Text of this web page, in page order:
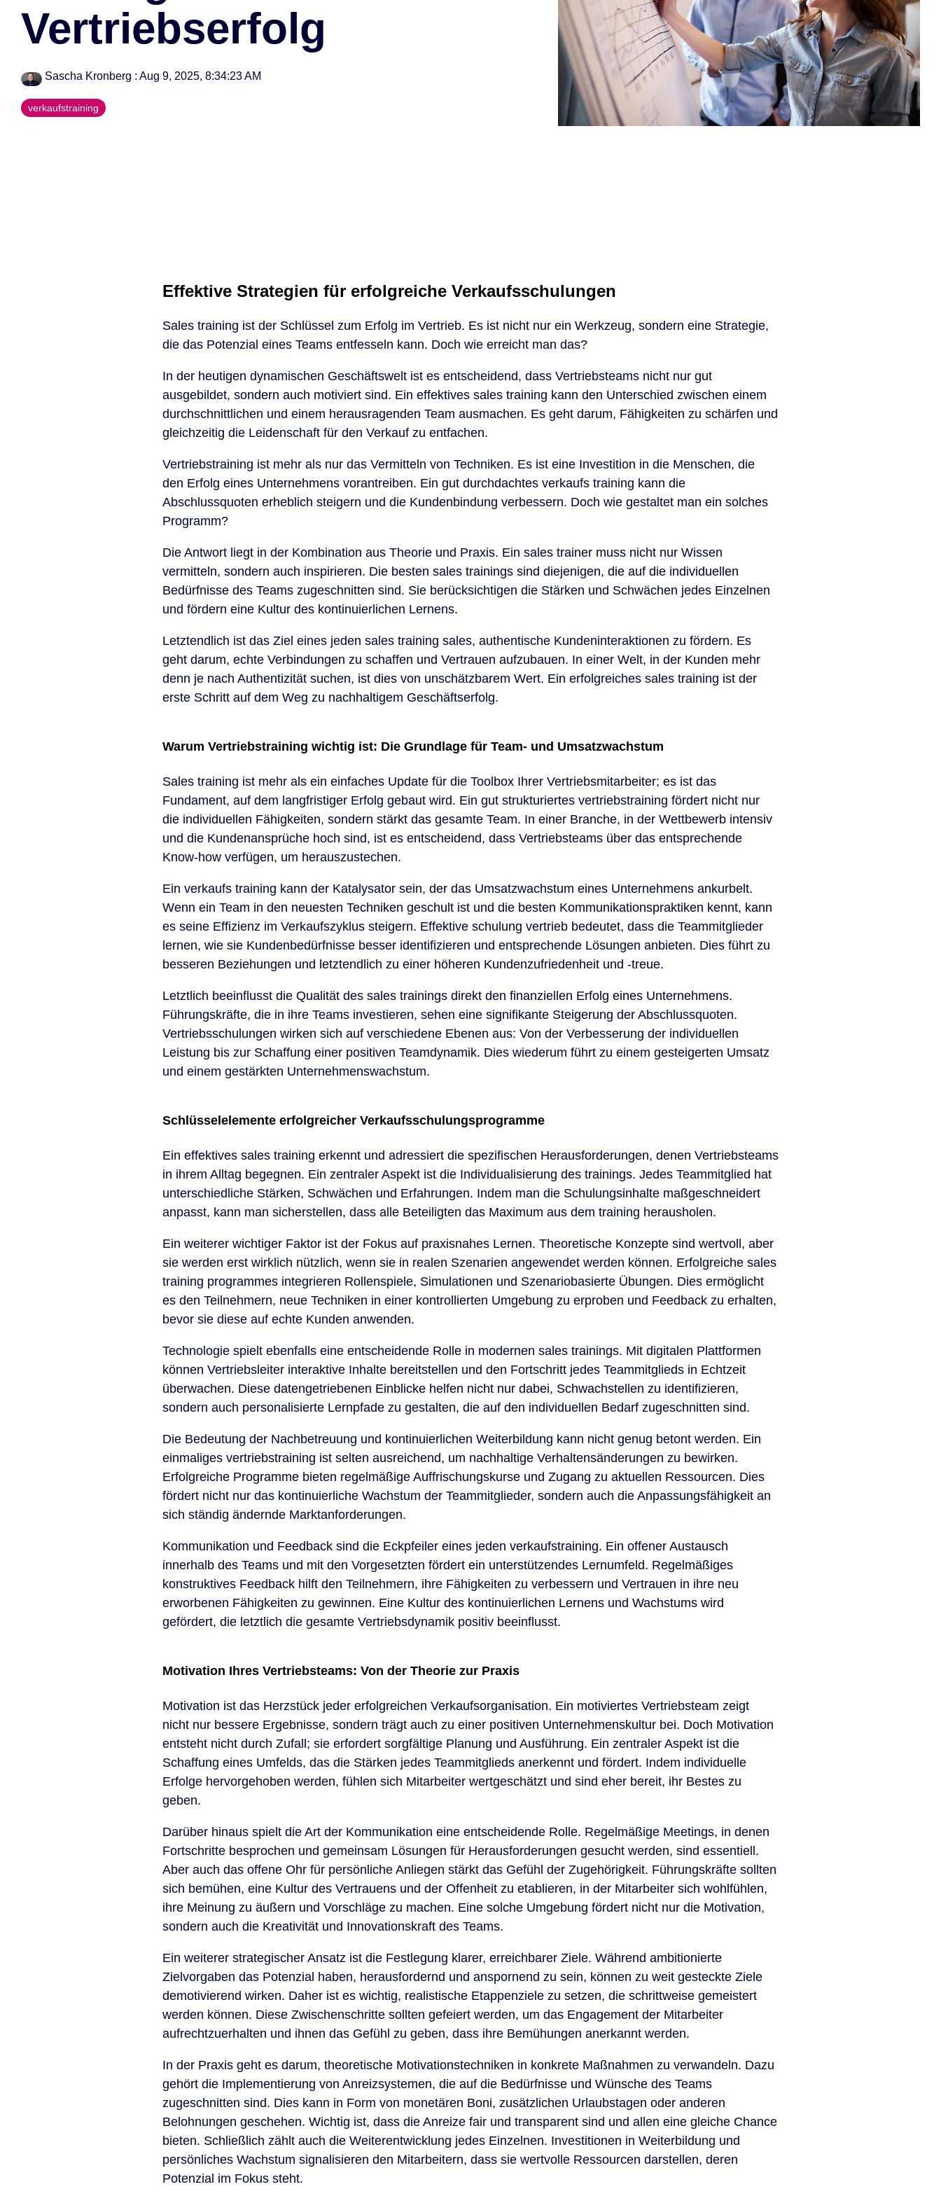
--> Seminar 360° B2B Außendienst
Vertriebserfolg
Sascha Kronberg : Aug 9, 2025, 8:34:23 AM
verkaufstraining
Effektive Strategien für erfolgreiche Verkaufsschulungen
Sales training ist der Schlüssel zum Erfolg im Vertrieb. Es ist nicht nur ein Werkzeug, sondern eine Strategie,
die das Potenzial eines Teams entfesseln kann. Doch wie erreicht man das?
In der heutigen dynamischen Geschäftswelt ist es entscheidend, dass Vertriebsteams nicht nur gut
ausgebildet, sondern auch motiviert sind. Ein effektives sales training kann den Unterschied zwischen einem
durchschnittlichen und einem herausragenden Team ausmachen. Es geht darum, Fähigkeiten zu schärfen und
gleichzeitig die Leidenschaft für den Verkauf zu entfachen.
Vertriebstraining ist mehr als nur das Vermitteln von Techniken. Es ist eine Investition in die Menschen, die
den Erfolg eines Unternehmens vorantreiben. Ein gut durchdachtes verkaufs training kann die
Abschlussquoten erheblich steigern und die Kundenbindung verbessern. Doch wie gestaltet man ein solches
Programm?
Die Antwort liegt in der Kombination aus Theorie und Praxis. Ein sales trainer muss nicht nur Wissen
vermitteln, sondern auch inspirieren. Die besten sales trainings sind diejenigen, die auf die individuellen
Bedürfnisse des Teams zugeschnitten sind. Sie berücksichtigen die Stärken und Schwächen jedes Einzelnen
und fördern eine Kultur des kontinuierlichen Lernens.
Letztendlich ist das Ziel eines jeden sales training sales, authentische Kundeninteraktionen zu fördern. Es
geht darum, echte Verbindungen zu schaffen und Vertrauen aufzubauen. In einer Welt, in der Kunden mehr
denn je nach Authentizität suchen, ist dies von unschätzbarem Wert. Ein erfolgreiches sales training ist der
erste Schritt auf dem Weg zu nachhaltigem Geschäftserfolg.
Warum Vertriebstraining wichtig ist: Die Grundlage für Team- und Umsatzwachstum
Sales training ist mehr als ein einfaches Update für die Toolbox Ihrer Vertriebsmitarbeiter; es ist das
Fundament, auf dem langfristiger Erfolg gebaut wird. Ein gut strukturiertes vertriebstraining fördert nicht nur
die individuellen Fähigkeiten, sondern stärkt das gesamte Team. In einer Branche, in der Wettbewerb intensiv
und die Kundenansprüche hoch sind, ist es entscheidend, dass Vertriebsteams über das entsprechende
Know-how verfügen, um herauszustechen.
Ein verkaufs training kann der Katalysator sein, der das Umsatzwachstum eines Unternehmens ankurbelt.
Wenn ein Team in den neuesten Techniken geschult ist und die besten Kommunikationspraktiken kennt, kann
es seine Effizienz im Verkaufszyklus steigern. Effektive schulung vertrieb bedeutet, dass die Teammitglieder
lernen, wie sie Kundenbedürfnisse besser identifizieren und entsprechende Lösungen anbieten. Dies führt zu
besseren Beziehungen und letztendlich zu einer höheren Kundenzufriedenheit und -treue.
Letztlich beeinflusst die Qualität des sales trainings direkt den finanziellen Erfolg eines Unternehmens.
Führungskräfte, die in ihre Teams investieren, sehen eine signifikante Steigerung der Abschlussquoten.
Vertriebsschulungen wirken sich auf verschiedene Ebenen aus: Von der Verbesserung der individuellen
Leistung bis zur Schaffung einer positiven Teamdynamik. Dies wiederum führt zu einem gesteigerten Umsatz
und einem gestärkten Unternehmenswachstum.
Schlüsselelemente erfolgreicher Verkaufsschulungsprogramme
Ein effektives sales training erkennt und adressiert die spezifischen Herausforderungen, denen Vertriebsteams
in ihrem Alltag begegnen. Ein zentraler Aspekt ist die Individualisierung des trainings. Jedes Teammitglied hat
unterschiedliche Stärken, Schwächen und Erfahrungen. Indem man die Schulungsinhalte maßgeschneidert
anpasst, kann man sicherstellen, dass alle Beteiligten das Maximum aus dem training herausholen.
Ein weiterer wichtiger Faktor ist der Fokus auf praxisnahes Lernen. Theoretische Konzepte sind wertvoll, aber
sie werden erst wirklich nützlich, wenn sie in realen Szenarien angewendet werden können. Erfolgreiche sales
training programmes integrieren Rollenspiele, Simulationen und Szenariobasierte Übungen. Dies ermöglicht
es den Teilnehmern, neue Techniken in einer kontrollierten Umgebung zu erproben und Feedback zu erhalten,
bevor sie diese auf echte Kunden anwenden.
Technologie spielt ebenfalls eine entscheidende Rolle in modernen sales trainings. Mit digitalen Plattformen
können Vertriebsleiter interaktive Inhalte bereitstellen und den Fortschritt jedes Teammitglieds in Echtzeit
überwachen. Diese datengetriebenen Einblicke helfen nicht nur dabei, Schwachstellen zu identifizieren,
sondern auch personalisierte Lernpfade zu gestalten, die auf den individuellen Bedarf zugeschnitten sind.
Die Bedeutung der Nachbetreuung und kontinuierlichen Weiterbildung kann nicht genug betont werden. Ein
einmaliges vertriebstraining ist selten ausreichend, um nachhaltige Verhaltensänderungen zu bewirken.
Erfolgreiche Programme bieten regelmäßige Auffrischungskurse und Zugang zu aktuellen Ressourcen. Dies
fördert nicht nur das kontinuierliche Wachstum der Teammitglieder, sondern auch die Anpassungsfähigkeit an
sich ständig ändernde Marktanforderungen.
Kommunikation und Feedback sind die Eckpfeiler eines jeden verkaufstraining. Ein offener Austausch
innerhalb des Teams und mit den Vorgesetzten fördert ein unterstützendes Lernumfeld. Regelmäßiges
konstruktives Feedback hilft den Teilnehmern, ihre Fähigkeiten zu verbessern und Vertrauen in ihre neu
erworbenen Fähigkeiten zu gewinnen. Eine Kultur des kontinuierlichen Lernens und Wachstums wird
gefördert, die letztlich die gesamte Vertriebsdynamik positiv beeinflusst.
Motivation Ihres Vertriebsteams: Von der Theorie zur Praxis
Motivation ist das Herzstück jeder erfolgreichen Verkaufsorganisation. Ein motiviertes Vertriebsteam zeigt
nicht nur bessere Ergebnisse, sondern trägt auch zu einer positiven Unternehmenskultur bei. Doch Motivation
entsteht nicht durch Zufall; sie erfordert sorgfältige Planung und Ausführung. Ein zentraler Aspekt ist die
Schaffung eines Umfelds, das die Stärken jedes Teammitglieds anerkennt und fördert. Indem individuelle
Erfolge hervorgehoben werden, fühlen sich Mitarbeiter wertgeschätzt und sind eher bereit, ihr Bestes zu
geben.
Darüber hinaus spielt die Art der Kommunikation eine entscheidende Rolle. Regelmäßige Meetings, in denen
Fortschritte besprochen und gemeinsam Lösungen für Herausforderungen gesucht werden, sind essentiell.
Aber auch das offene Ohr für persönliche Anliegen stärkt das Gefühl der Zugehörigkeit. Führungskräfte sollten
sich bemühen, eine Kultur des Vertrauens und der Offenheit zu etablieren, in der Mitarbeiter sich wohlfühlen,
ihre Meinung zu äußern und Vorschläge zu machen. Eine solche Umgebung fördert nicht nur die Motivation,
sondern auch die Kreativität und Innovationskraft des Teams.
Ein weiterer strategischer Ansatz ist die Festlegung klarer, erreichbarer Ziele. Während ambitionierte
Zielvorgaben das Potenzial haben, herausfordernd und anspornend zu sein, können zu weit gesteckte Ziele
demotivierend wirken. Daher ist es wichtig, realistische Etappenziele zu setzen, die schrittweise gemeistert
werden können. Diese Zwischenschritte sollten gefeiert werden, um das Engagement der Mitarbeiter
aufrechtzuerhalten und ihnen das Gefühl zu geben, dass ihre Bemühungen anerkannt werden.
In der Praxis geht es darum, theoretische Motivationstechniken in konkrete Maßnahmen zu verwandeln. Dazu
gehört die Implementierung von Anreizsystemen, die auf die Bedürfnisse und Wünsche des Teams
zugeschnitten sind. Dies kann in Form von monetären Boni, zusätzlichen Urlaubstagen oder anderen
Belohnungen geschehen. Wichtig ist, dass die Anreize fair und transparent sind und allen eine gleiche Chance
bieten. Schließlich zählt auch die Weiterentwicklung jedes Einzelnen. Investitionen in Weiterbildung und
persönliches Wachstum signalisieren den Mitarbeitern, dass sie wertvolle Ressourcen darstellen, deren
Potenzial im Fokus steht.